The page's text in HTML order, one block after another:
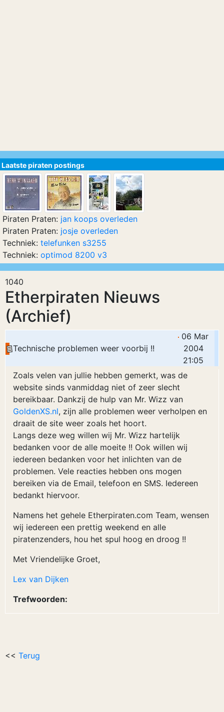
1040
Etherpiraten Nieuws
(Archief)
Technische problemen weer voorbij !!
06 Mar
2004
21:05
Zoals velen van jullie hebben gemerkt, was de
website sinds vanmiddag niet of zeer slecht
bereikbaar. Dankzij de hulp van Mr. Wizz van
GoldenXS.nl, zijn alle problemen weer verholpen en
draait de site weer zoals het hoort.
Langs deze weg willen wij Mr. Wizz hartelijk
bedanken voor de alle moeite !! Ook willen wij
iedereen bedanken voor het inlichten van de
problemen. Vele reacties hebben ons mogen
bereiken via de Email, telefoon en SMS. Iedereen
bedankt hiervoor.
Namens het gehele Etherpiraten.com Team, wensen
wij iedereen een prettig weekend en alle
piratenzenders, hou het spul hoog en droog !!
Met Vriendelijke Groet,
Lex van Dijken
Trefwoorden:
<< Terug
Laatste piraten postings
Piraten Praten: jan koops overleden
Piraten Praten: josje overleden
Techniek: telefunken s3255
Techniek: optimod 8200 v3